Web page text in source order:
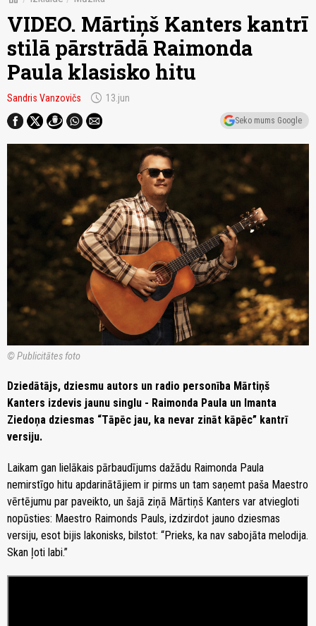
VIDEO. Mārtiņš Kanters kantrī
stilā pārstrādā Raimonda
Paula klasisko hitu
Sandris Vanzovičs schedule 13.jun
Seko mums Google
© Publicitātes foto
Dziedātājs, dziesmu autors un radio personība Mārtiņš
Kanters izdevis jaunu singlu - Raimonda Paula un Imanta
Ziedoņa dziesmas “Tāpēc jau, ka nevar zināt kāpēc” kantrī
versiju.
Laikam gan lielākais pārbaudījums dažādu Raimonda Paula
nemirstīgo hitu apdarinātājiem ir pirms un tam saņemt paša Maestro
vērtējumu par paveikto, un šajā ziņā Mārtiņš Kanters var atviegloti
nopūsties: Maestro Raimonds Pauls, izdzirdot jauno dziesmas
versiju, esot bijis lakonisks, bilstot: “Prieks, ka nav sabojāta melodija.
Skan ļoti labi.”